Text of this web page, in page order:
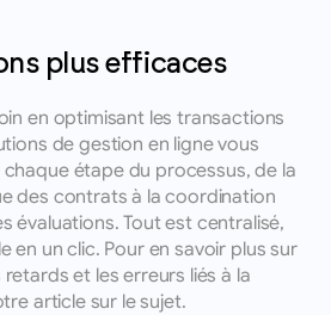
plus efficaces
en optimisant les transactions
de gestion en ligne vous
étape du processus, de la
des contrats à la coordination
évaluations. Tout est centralisé,
en un clic. Pour en savoir plus sur
et les erreurs liés à la
article sur le sujet.